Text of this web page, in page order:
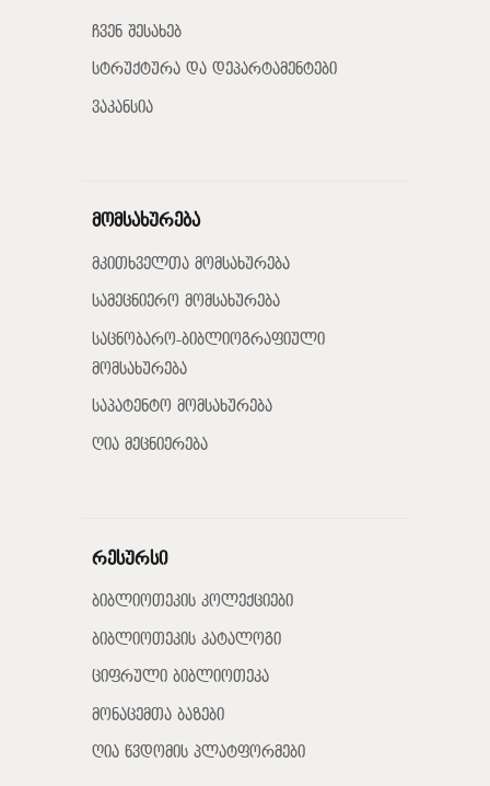
ჩვენ შესახებ
სტრუქტურა და დეპარტამენტები
ვაკანსია
მომსახურება
მკითხველთა მომსახურება
სამეცნიერო მომსახურება
საცნობარო-ბიბლიოგრაფიული
მომსახურება
საპატენტო მომსახურება
ღია მეცნიერება
რესურსი
ბიბლიოთეკის კოლექციები
ბიბლიოთეკის კატალოგი
ციფრული ბიბლიოთეკა
მონაცემთა ბაზები
ღია წვდომის პლატფორმები